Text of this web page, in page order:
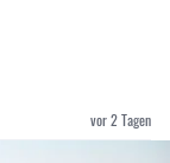
vor 2 Tagen